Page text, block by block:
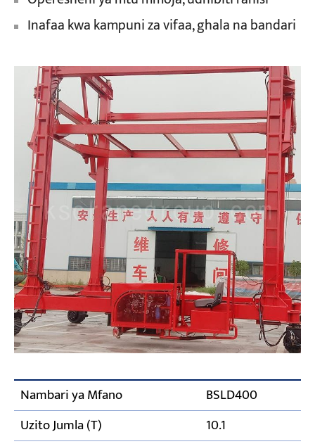
Inafaa kwa kampuni za vifaa, ghala na bandari
Nambari ya Mfano
BSLD400
Uzito Jumla (T)
10.1